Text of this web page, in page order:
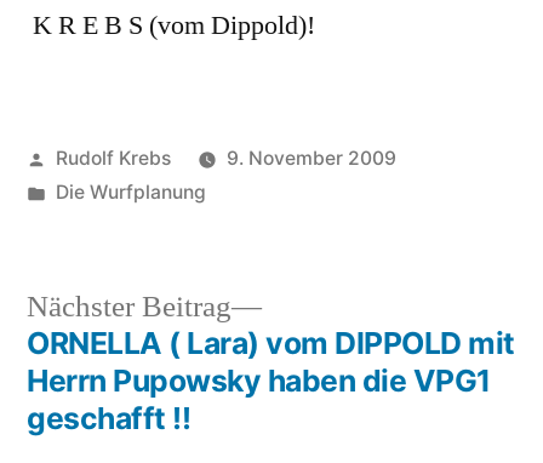
K R E B S (vom Dippold)!
Veröffentlicht
von
Rudolf Krebs
9. November 2009
Veröffentlicht
Die Wurfplanung
Beitragsnavigation
Nächster Beitrag
Nächster
Beitrag:
ORNELLA ( Lara) vom DIPPOLD mit
Herrn Pupowsky haben die VPG1
geschafft !!